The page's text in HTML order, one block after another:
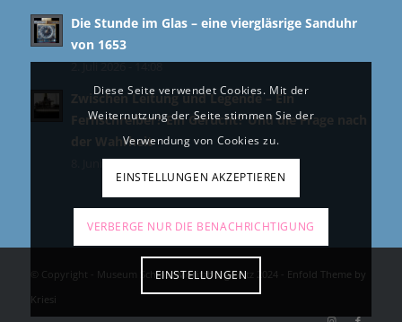
Die Stunde im Glas – eine viergläsrige Sanduhr
von 1653
2. Juli 2026 - 14:08
Zwischen Leitung und Legende – Ein
Fernschreiber? Ein Gerücht? Und die Frage nach
der Wahrheit
8. Juni 2026 - 11:39
© Copyright - Museum Schloss Moritzburg Zeitz 2024 - Enfold Theme by
Kriesi
Diese Seite verwendet Cookies. Mit der
Weiternutzung der Seite stimmen Sie der
Verwendung von Cookies zu.
EINSTELLUNGEN AKZEPTIEREN
VERBERGE NUR DIE BENACHRICHTIGUNG
EINSTELLUNGEN